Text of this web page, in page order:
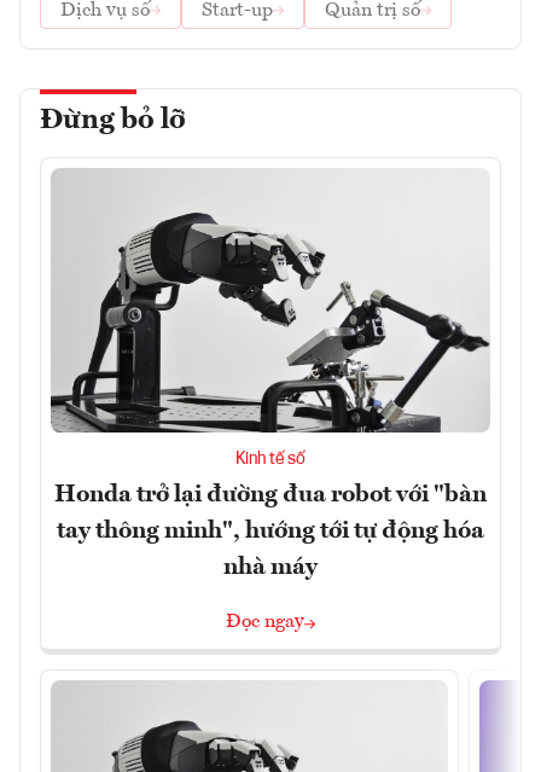
Dịch vụ số
Start-up Quản trị số
Đừng bỏ lỡ
Kinh tế số
Honda trở lại đường đua robot với "bàn
tay thông minh", hướng tới tự động hóa
nhà máy
Đọc ngay